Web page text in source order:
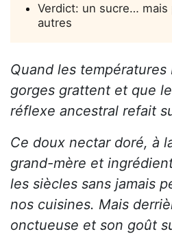
Verdict: un sucre… mais
autres
Quand les
gorges grattent et que
réflexe ancestral refait
Ce doux nectar doré, à
grand-mère et
les siècles sans jamais
nos cuisines. Mais
onctueuse et son goût